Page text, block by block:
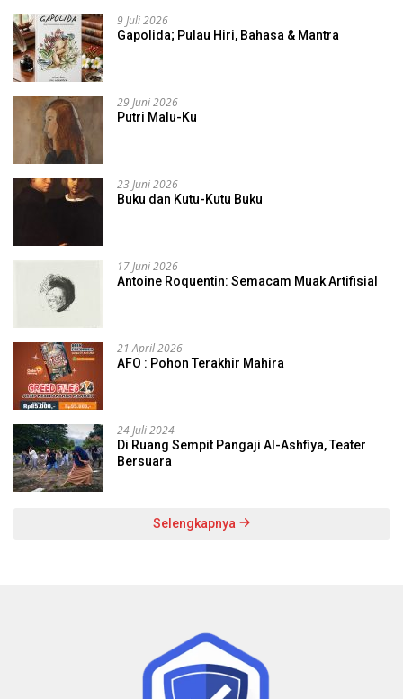
9 Juli 2026
Gapolida; Pulau Hiri, Bahasa & Mantra
29 Juni 2026
Putri Malu-Ku
23 Juni 2026
Buku dan Kutu-Kutu Buku
17 Juni 2026
Antoine Roquentin: Semacam Muak Artifisial
21 April 2026
AFO : Pohon Terakhir Mahira
24 Juli 2024
Di Ruang Sempit Pangaji Al-Ashfiya, Teater
Bersuara
Selengkapnya